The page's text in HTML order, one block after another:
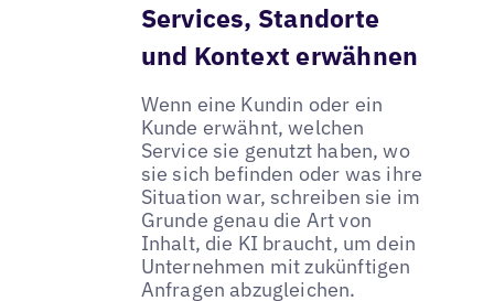
Services, Standorte
und Kontext erwähnen
Wenn eine Kundin oder ein
Kunde erwähnt, welchen
Service sie genutzt haben, wo
sie sich befinden oder was ihre
Situation war, schreiben sie im
Grunde genau die Art von
Inhalt, die KI braucht, um dein
Unternehmen mit zukünftigen
Anfragen abzugleichen.